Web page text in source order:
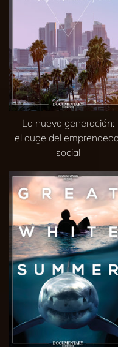
La nueva generación:
el auge del
social